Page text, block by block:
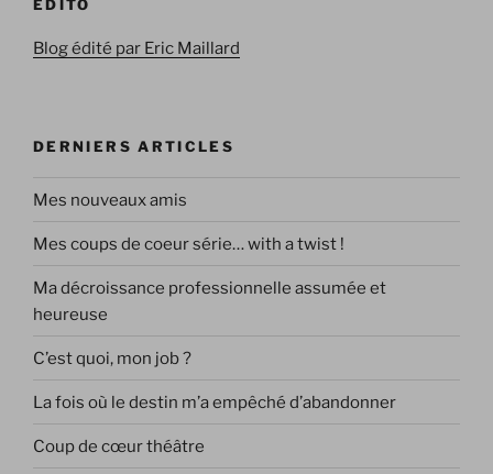
EDITO
Blog édité par Eric Maillard
DERNIERS ARTICLES
Mes nouveaux amis
Mes coups de coeur série… with a twist !
Ma décroissance professionnelle assumée et
heureuse
C’est quoi, mon job ?
La fois où le destin m’a empêché d’abandonner
Coup de cœur théâtre